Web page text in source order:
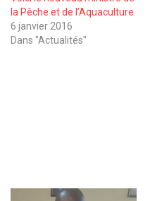
la Pêche et de l’Aquaculture
6 janvier 2016
Dans "Actualités"